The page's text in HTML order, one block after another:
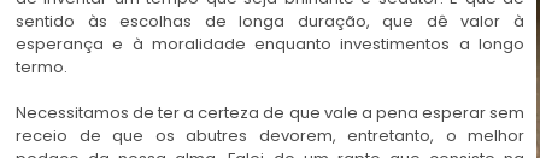
sentido às escolhas de longa duração, que dê valor à
esperança e à moralidade enquanto investimentos a longo
termo.
Necessitamos de ter a certeza de que vale a pena esperar sem
receio de que os abutres devorem, entretanto, o melhor